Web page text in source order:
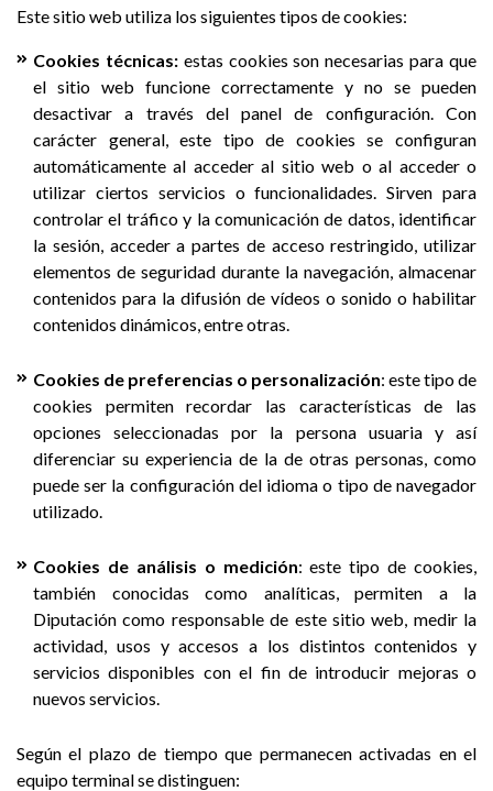
Este sitio web utiliza los siguientes tipos de cookies:
Cookies técnicas:estas cookies son necesarias para que
el sitio web funcione correctamente y no se pueden
desactivar a través del panel de configuración. Con
carácter general, este tipo de cookies se configuran
automáticamente al acceder al sitio web o al acceder o
utilizar ciertos servicios o funcionalidades. Sirven para
controlar el tráfico y la comunicación de datos, identificar
la sesión, acceder a partes de acceso restringido, utilizar
elementos de seguridad durante la navegación, almacenar
contenidos para la difusión de vídeos o sonido o habilitar
contenidos dinámicos, entre otras.
Cookies de preferencias o personalización: este tipo de
cookies permiten recordar las características de las
opciones seleccionadas por la persona usuaria y así
diferenciar su experiencia de la de otras personas, como
puede ser la configuración del idioma o tipo de navegador
utilizado.
Cookies de análisis o medición: este tipo de cookies,
también conocidas como analíticas, permiten a la
Diputación como responsable de este sitio web, medir la
actividad, usos y accesos a los distintos contenidos y
servicios disponibles con el fin de introducir mejoras o
nuevos servicios.
Según el plazo de tiempo que permanecen activadas en el
equipo terminal se distinguen: